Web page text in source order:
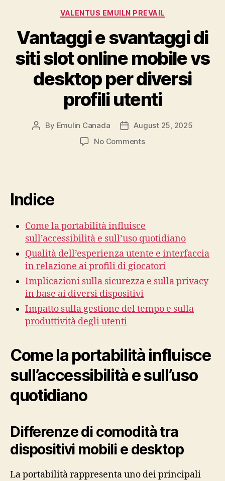
Categories
VALENTUS EMUILN PREVAIL
Vantaggi e svantaggi di
siti slot online mobile vs
desktop per diversi
profili utenti
Post
By Emulin Canada
Post
date
August 25, 2025
No Commentson
mobile
vs
desktop
per
diversi
profili
Indice
Come la portabilità influisce
sull’accessibilità e sull’uso quotidiano
Qualità dell’esperienza utente e interfaccia
in relazione ai profili di giocatori
Implicazioni sulla sicurezza e sulla privacy
in base ai diversi dispositivi
Impatto sulla gestione del tempo e sulla
produttività degli utenti
Come la portabilità influisce
sull’accessibilità e sull’uso
quotidiano
Differenze di comodità tra
dispositivi mobili e desktop
La portabilità rappresenta uno dei principali